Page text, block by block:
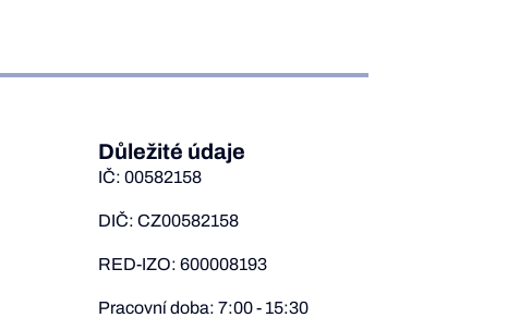
Důležité údaje
IČ: 00582158
DIČ: CZ00582158
RED-IZO: 600008193
Pracovní doba: 7:00 - 15:30